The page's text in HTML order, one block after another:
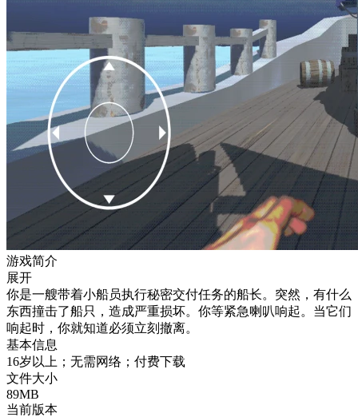
游戏简介
展开
你是一艘带着小船员执行秘密交付任务的船长。突然，有什么
东西撞击了船只，造成严重损坏。你等紧急喇叭响起。当它们
响起时，你就知道必须立刻撤离。
基本信息
16岁以上；无需网络；付费下载
文件大小
89MB
当前版本